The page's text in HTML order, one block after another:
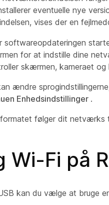
eventuelle nye
vises der en
softwareopdateringen
for at indstille dine
skærmen, kameraet og
ændre
Enhedsindstillinger .
følger dit netværks
Wi-Fi på
kan du vælge at bruge